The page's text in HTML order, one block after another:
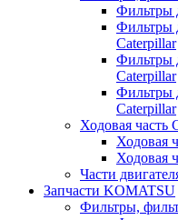
Фильтры
Фильтры
Caterpillar
Фильтры
Caterpillar
Фильтры
Caterpillar
Ходовая часть
Ходовая
Ходовая
Части
Запчасти KOMATSU
Фильтры,